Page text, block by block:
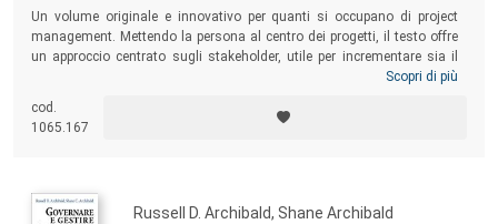
Un volume originale e innovativo per quanti si occupano di project
management. Mettendo la persona al centro dei progetti, il testo offre
un approccio centrato sugli stakeholder, utile per incrementare sia il
valore rilasciato sia il tasso di successo dei progetti. L’integrazione di
focalizzazione sia sui requisiti che sulle aspettative degli stakeholder
aiutano a stabilire un cammino appropriato, realizzando gli obiettivi
Scopri di più
cod.
1065.167
Russell D. Archibald, Shane Archibald